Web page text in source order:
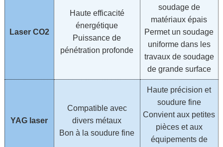
Laser CO2
Haute efficacité
énergétique
Puissance de
pénétration profonde
soudage de
matériaux épais
Permet un soudage
uniforme dans les
travaux de soudage
de grande surface
YAG laser
Compatible avec
divers métaux
Bon à la soudure fine
Haute précision et
soudure fine
Convient aux petites
pièces et aux
équipements de